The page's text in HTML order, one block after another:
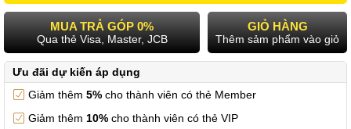
MUA TRẢ GÓP 0%
Qua thẻ Visa, Master, JCB
GIỎ HÀNG
Thêm sảm phẩm vào giỏ
Ưu đãi dự kiến áp dụng
Giảm thêm 5% cho thành viên có thẻ Member
Giảm thêm 10% cho thành viên có thẻ VIP